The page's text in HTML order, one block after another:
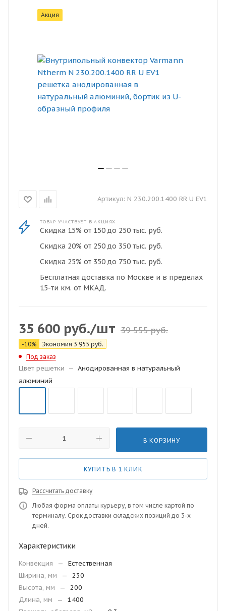
Акция
Артикул: N 230.200.1400 RR U EV1
ТОВАР УЧАСТВУЕТ В АКЦИЯХ
Скидка 15% от 150 до 250 тыс. руб.
Скидка 20% от 250 до 350 тыс. руб.
Скидка 25% от 350 до 750 тыс. руб.
Бесплатная доставка по Москве и в пределах
15-ти км. от МКАД.
35 600 руб./шт 39 555руб.
-10% Экономия 3 955 руб.
Под заказ
Цвет решетки — Анодированная в натуральный
алюминий
В КОРЗИНУ
КУПИТЬ В 1 КЛИК
Рассчитать доставку
Любая форма оплаты курьеру, в том числе картой по
терминалу. Срок доставки складских позиций до 3-х
дней.
Характеристики
Конвекция —
Естественная
Ширина, мм
—
230
Высота, мм
—
200
Длина, мм
—
1400